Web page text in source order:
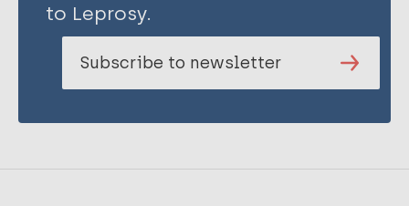
to Leprosy.
Subscribe to newsletter